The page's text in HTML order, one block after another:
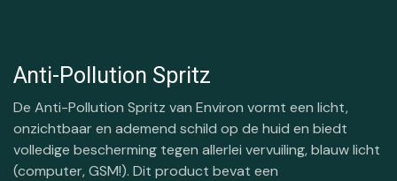
Anti-Pollution Spritz
De Anti-Pollution Spritz van Environ vormt een licht,
onzichtbaar en ademend schild op de huid en biedt
volledige bescherming tegen allerlei vervuiling, blauw licht
(computer, GSM!). Dit product bevat een